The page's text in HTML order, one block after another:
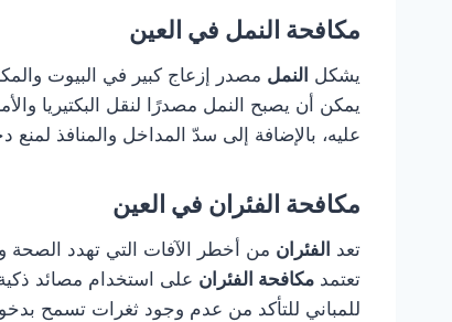
مكافحة النمل في العين
يشكل النمل مصدر إزعاج كبير في البيوت
يمكن أن يصبح النمل مصدرًا لنقل البكتيريا
عليه، بالإضافة إلى سدّ المداخل والمنافذ
مكافحة الفئران في العين
تعد الفئران من أخطر الآفات التي تهدد الصحة
تعتمدمكافحة الفئران على استخدام مصائد
للمباني للتأكد من عدم وجود ثغرات تسمح